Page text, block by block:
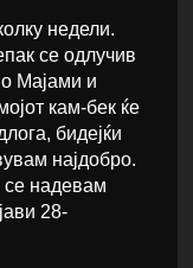
недели.
се одлучив
Мајами и
кам-бек ќе
бидејќи
најдобро.
се надевам
28-